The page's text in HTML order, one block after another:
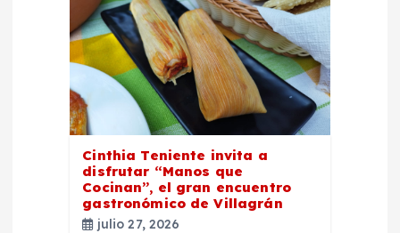
Cinthia Teniente invita a
disfrutar “Manos que
Cocinan”, el gran encuentro
gastronómico de Villagrán
julio 27, 2026